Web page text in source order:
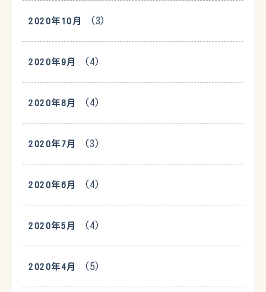
2020年10月 (3)
2020年9月 (4)
2020年8月 (4)
2020年7月 (3)
2020年6月 (4)
2020年5月 (4)
2020年4月 (5)